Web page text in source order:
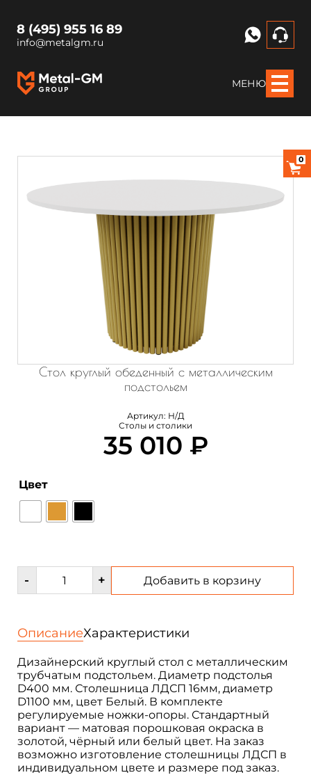
8 (495) 955 16 89
info@metalgm.ru
МЕНЮ
Стол круглый обеденный с металлическим
подстольем
Артикул: Н/Д
Столы и столики
35 010 ₽
Цвет
-
товара
Стол
обеденный
с
подстольем
+ Добавить в корзину
ОписаниеХарактеристики
Дизайнерский круглый стол с металлическим
трубчатым подстольем. Диаметр подстолья
D400 мм. Столешница ЛДСП 16мм, диаметр
D1100 мм, цвет Белый. В комплекте
регулируемые ножки-опоры. Стандартный
вариант — матовая порошковая окраска в
золотой, чёрный или белый цвет. На заказ
возможно изготовление столешницы ЛДСП в
индивидуальном цвете и размере под заказ.
0